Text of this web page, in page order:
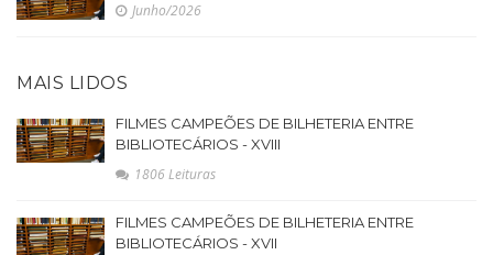
Junho/2026
MAIS LIDOS
FILMES CAMPEÕES DE BILHETERIA ENTRE
BIBLIOTECÁRIOS - XVIII
1806 Leituras
FILMES CAMPEÕES DE BILHETERIA ENTRE
BIBLIOTECÁRIOS - XVII